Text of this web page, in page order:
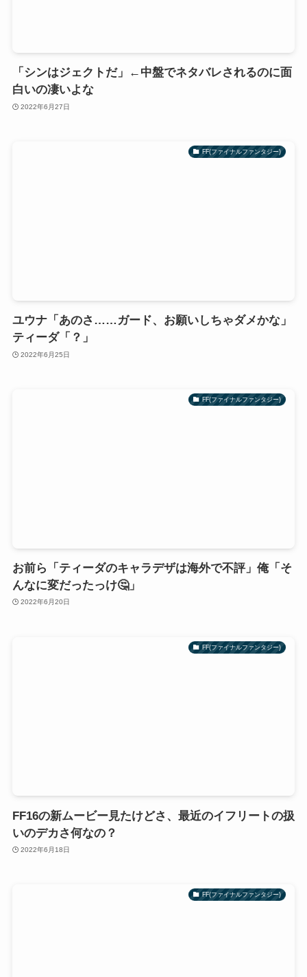
「シンはジェクトだ」←中盤でネタバレされるのに面
白いの凄いよな
2022年6月27日
FF(ファイナルファンタジー)
ユウナ「あのさ……ガード、お願いしちゃダメかな」
ティーダ「？」
2022年6月25日
FF(ファイナルファンタジー)
お前ら「ティーダのキャラデザは海外で不評」俺「そ
んなに変だったっけ🤔」
2022年6月20日
FF(ファイナルファンタジー)
FF16の新ムービー見たけどさ、最近のイフリートの扱
いのデカさ何なの？
2022年6月18日
FF(ファイナルファンタジー)